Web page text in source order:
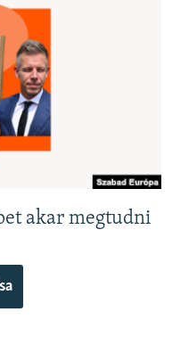
akar megtudni